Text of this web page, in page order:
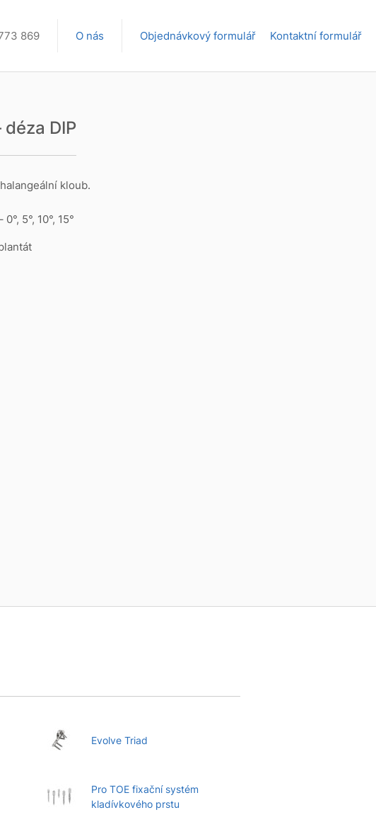
O nás Objednávkový formulář Kontaktní formulář
869
déza DIP
kloub.
5°, 10°, 15°
Evolve Triad
Pro TOE fixační systém
kladívkového prstu